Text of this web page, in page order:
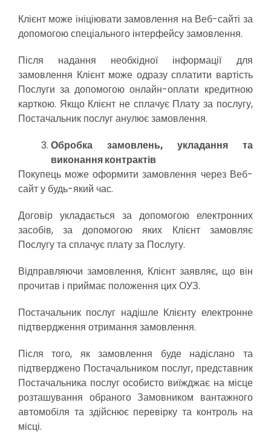
Клієнт може ініціювати замовлення на Веб-сайті за
допомогою спеціального інтерфейсу замовлення.
Після надання необхідної інформації для
замовлення Клієнт може одразу сплатити вартість
Послуги за допомогою онлайн-оплати кредитною
карткою. Якщо Клієнт не сплачує Плату за послугу,
Постачальник послуг анулює замовлення.
Обробка замовлень, укладання та
виконання контрактів
Покупець може оформити замовлення через Веб-
сайт у будь-який час.
Договір укладається за допомогою електронних
засобів, за допомогою яких Клієнт замовляє
Послугу та сплачує плату за Послугу.
Відправляючи замовлення, Клієнт заявляє, що він
прочитав і приймає положення цих ОУЗ.
Постачальник послуг надішле Клієнту електронне
підтвердження отримання замовлення.
Після того, як замовлення буде надіслано та
підтверджено Постачальником послуг, представник
Постачальника послуг особисто виїжджає на місце
розташування обраного Замовником вантажного
автомобіля та здійснює перевірку та контроль на
місці.